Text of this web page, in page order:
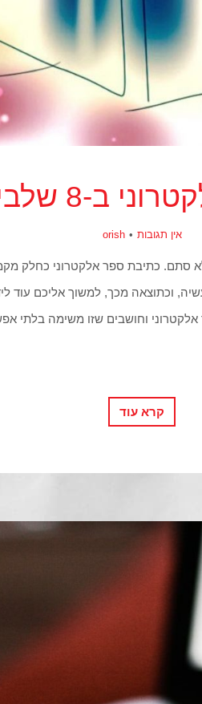
פשוטים?
אין תגובות orish
סתם. כתיבת ספר אלקטרוני כחלק
וכתוצאה מכך, למשוך אליכם עוד
קרא עוד